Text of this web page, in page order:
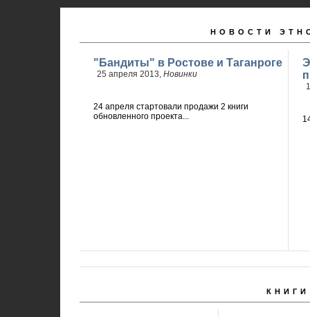
НОВОСТИ
"Бандиты" в Ростове и Таганроге
25 апреля 2013, Новинки
24 апреля стартовали продажи 2 книги
обновленного проекта...
КНИГИ